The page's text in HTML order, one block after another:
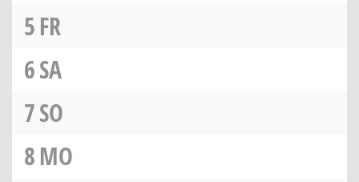
5FR
6SA
7SO
8MO